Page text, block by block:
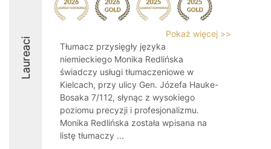
Laureaci
Pokaż więcej >>
Tłumacz przysięgły języka
niemieckiego Monika Redlińska
świadczy usługi tłumaczeniowe w
Kielcach, przy ulicy Gen. Józefa Hauke-
Bosaka 7/112, słynąc z wysokiego
poziomu precyzji i profesjonalizmu.
Monika Redlińska została wpisana na
listę tłumaczy ...